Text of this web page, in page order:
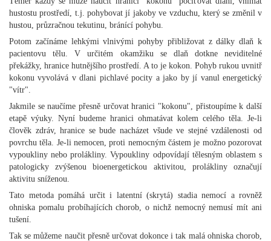
hustostu prostředí, t.j. pohybovat jí jakoby ve vzduchu, který se změnil v
hustou, průzračnou tekutinu, bránící pohybu.
Potom začínáme lehkými vlnivými pohyby přibližovat z dálky dlaň k
pacientovu tělu. V určitém okamžiku se dlaň dotkne neviditelné
překážky, hranice hutnějšího prostředí. A to je kokon. Pohyb rukou uvnitř
kokonu vyvolává v dlani pichlavé pocity a jako by jí vanul energetický
"vítr".
Jakmile se naučíme přesně určovat hranici "kokonu", přistoupíme k další
etapě výuky. Nyní budeme hranici ohmatávat kolem celého těla. Je-li
člověk zdráv, hranice se bude nacházet všude ve stejné vzdálenosti od
povrchu těla. Je-li nemocen, proti nemocným částem je možno pozorovat
vypoukliny nebo prolákliny. Vypoukliny odpovídají tělesným oblastem s
patologicky zvýšenou bioenergetickou aktivitou, prolákliny označují
aktivitu sníženou.
Tato metoda pomáhá určit i latentní (skrytá) stadia nemocí a rovněž
ohniska pomalu probíhajících chorob, o nichž nemocný nemusí mít ani
tušení.
Tak se můžeme naučit přesně určovat dokonce i tak malá ohniska chorob,